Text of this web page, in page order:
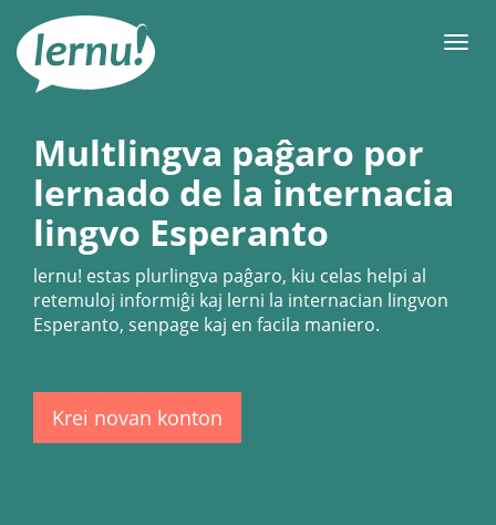
enhavo
Multlingva paĝaro por
lernado de la internacia
lingvo Esperanto
lernu! estas plurlingva paĝaro, kiu celas helpi al
retemuloj informiĝi kaj lerni la internacian lingvon
Esperanto, senpage kaj en facila maniero.
Krei novan konton